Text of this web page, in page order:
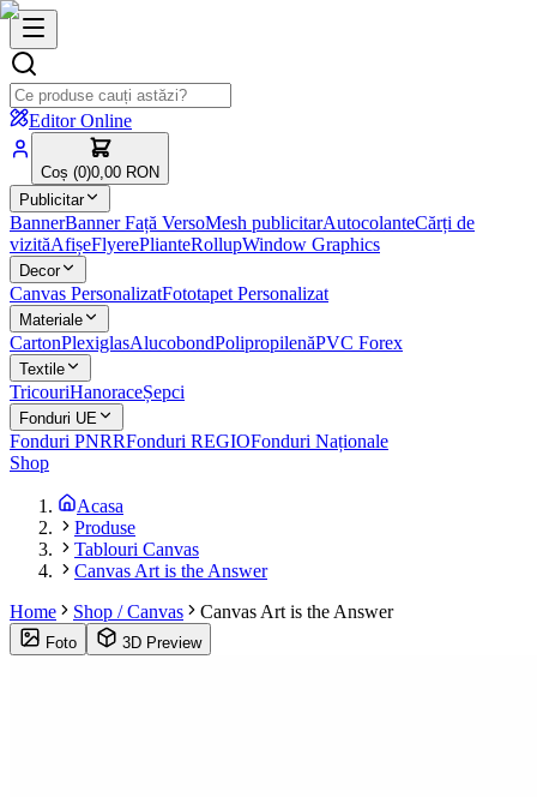
Editor Online
Coș (0)0,00 RON
Publicitar
BannerBanner Față VersoMesh publicitarAutocolanteCărți de
vizităAfișeFlyerePlianteRollupWindow Graphics
Decor
Canvas PersonalizatFototapet Personalizat
Materiale
CartonPlexiglasAlucobondPolipropilenăPVC Forex
Textile
TricouriHanoraceȘepci
Fonduri UE
Fonduri PNRRFonduri REGIOFonduri Naționale
Shop
Acasa
Produse
Tablouri Canvas
Canvas Art is the Answer
Home
Shop / Canvas Canvas Art is the Answer
Foto 3D Preview